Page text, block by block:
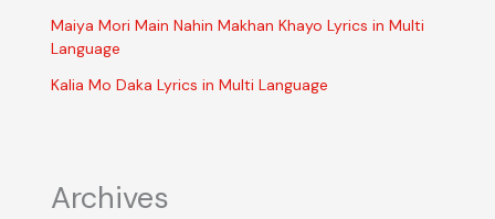
Maiya Mori Main Nahin Makhan Khayo Lyrics in Multi
Language
Kalia Mo Daka Lyrics in Multi Language
Archives